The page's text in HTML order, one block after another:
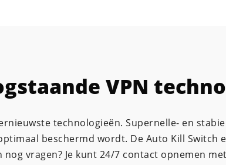
VPN
technologieën. Supernelle- en
beschermd wordt. De Auto Kill Switch
nog vragen? Je kunt 24/7 contact opnemen